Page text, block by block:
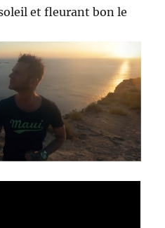
et fleurant bon le